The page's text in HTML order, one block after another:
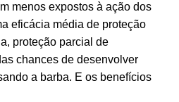
menos expostos à ação dos
eficácia média de proteção
proteção parcial de
chances de desenvolver
a barba. E os benefícios